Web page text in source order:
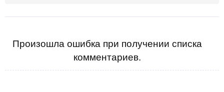
Произошла ошибка при получении списка
комментариев.